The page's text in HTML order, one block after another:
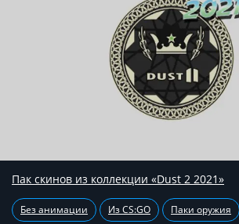
Пак скинов из коллекции «Dust 2 2021»
Без анимации Из CS:GO Паки оружия